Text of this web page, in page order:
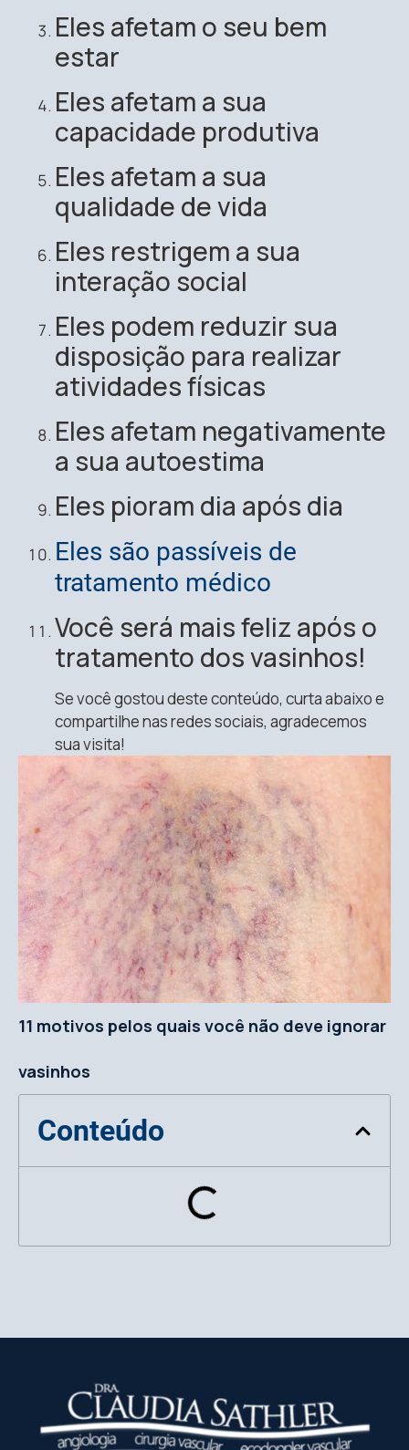
Eles afetam o seu bem
estar
Eles afetam a sua
capacidade produtiva
Eles afetam a sua
qualidade de vida
Eles restrigem a sua
interação social
Eles podem reduzir sua
disposição para realizar
atividades físicas
Eles afetam negativamente
a sua autoestima
Eles pioram dia após dia
Eles são passíveis de
tratamento médico
Você será mais feliz após o
tratamento dos vasinhos!
Se você gostou deste conteúdo, curta abaixo e
compartilhe nas redes sociais, agradecemos
sua visita!
11 motivos pelos quais você não deve ignorar
vasinhos
Conteúdo